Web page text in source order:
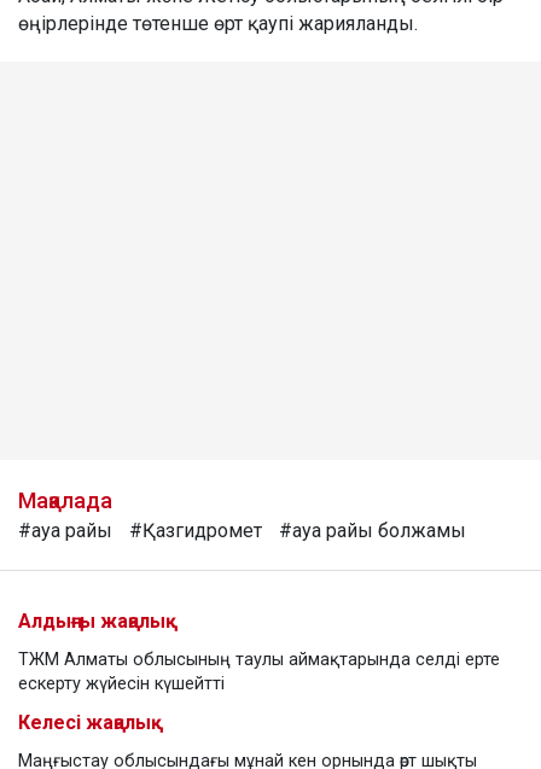
өңірлерінде төтенше өрт қаупі жарияланды.
Мақалада
#ауа райы #Қазгидромет #ауа райы болжамы
Алдыңғы жаңалық
ТЖМ Алматы облысының таулы аймақтарында селді ерте
ескерту жүйесін күшейтті
Келесі жаңалық
Маңғыстау облысындағы мұнай кен орнында өрт шықты